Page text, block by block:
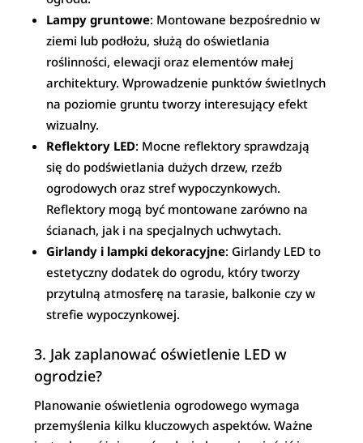
Lampy gruntowe: Montowane bezpośrednio w
ziemi lub podłożu, służą do oświetlania
roślinności, elewacji oraz elementów małej
architektury. Wprowadzenie punktów świetlnych
na poziomie gruntu tworzy interesujący efekt
wizualny.
Reflektory LED: Mocne reflektory sprawdzają
się do podświetlania dużych drzew, rzeźb
ogrodowych oraz stref wypoczynkowych.
Reflektory mogą być montowane zarówno na
ścianach, jak i na specjalnych uchwytach.
Girlandy i lampki dekoracyjne: Girlandy LED to
estetyczny dodatek do ogrodu, który tworzy
przytulną atmosferę na tarasie, balkonie czy w
strefie wypoczynkowej.
3. Jak zaplanować oświetlenie LED w
ogrodzie?
Planowanie oświetlenia ogrodowego wymaga
przemyślenia kilku kluczowych aspektów. Ważne